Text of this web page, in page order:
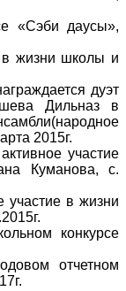
«Сэби даусы»,
в жизни школы и
дуэт
Дильназ в
2015г.
участие
Куманова, с.
участие в жизни
конкурсе
отчетном